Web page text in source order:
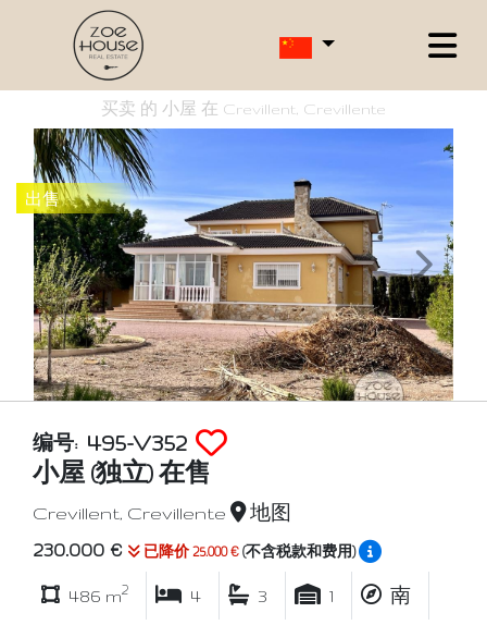
买卖 的 小屋 在 Crevillent, Crevillente
出售
编号: 495-V352
小屋 (独立) 在售
Crevillent, Crevillente 地图
230.000 € 已降价 25.000 € (不含税款和费用)
486 m2 4 3 1 南